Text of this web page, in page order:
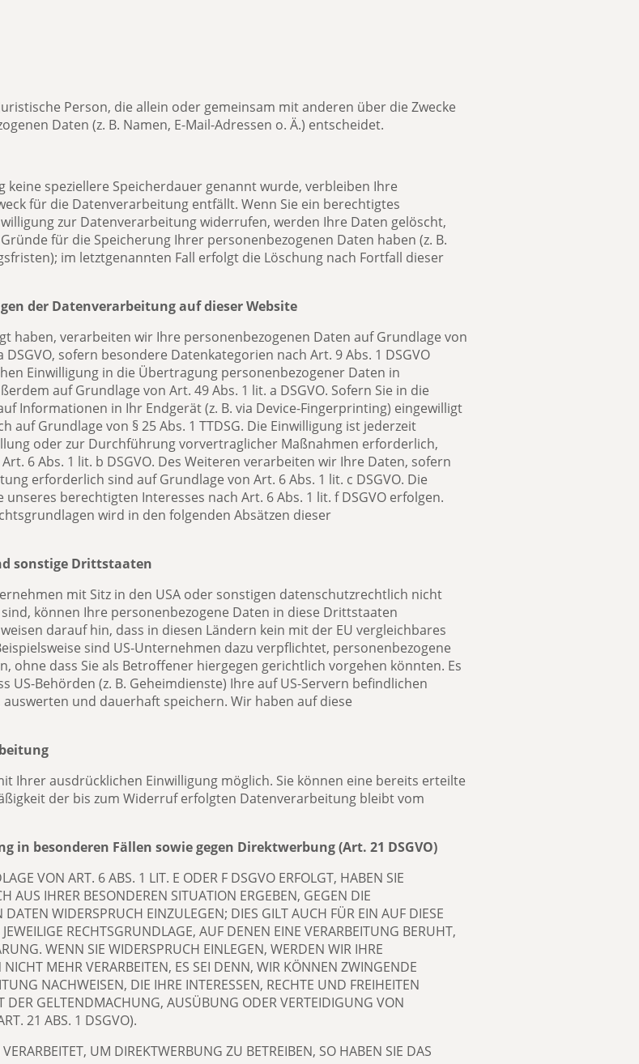
Person, die allein oder gemeinsam mit anderen über die Zwecke
Daten (z. B. Namen, E-Mail-Adressen o. Ä.) entscheidet.
speziellere Speicherdauer genannt wurde, verbleiben Ihre
für die Datenverarbeitung entfällt. Wenn Sie ein berechtigtes
zur Datenverarbeitung widerrufen, werden Ihre Daten gelöscht,
für die Speicherung Ihrer personenbezogenen Daten haben (z. B.
im letztgenannten Fall erfolgt die Löschung nach Fortfall dieser
der Datenverarbeitung auf dieser Website
haben, verarbeiten wir Ihre personenbezogenen Daten auf Grundlage von
DSGVO, sofern besondere Datenkategorien nach Art. 9 Abs. 1 DSGVO
Einwilligung in die Übertragung personenbezogener Daten in
auf Grundlage von Art. 49 Abs. 1 lit. a DSGVO. Sofern Sie in die
Informationen in Ihr Endgerät (z. B. via Device-Fingerprinting) eingewilligt
Grundlage von § 25 Abs. 1 TTDSG. Die Einwilligung ist jederzeit
oder zur Durchführung vorvertraglicher Maßnahmen erforderlich,
6 Abs. 1 lit. b DSGVO. Des Weiteren verarbeiten wir Ihre Daten, sofern
erforderlich sind auf Grundlage von Art. 6 Abs. 1 lit. c DSGVO. Die
berechtigten Interesses nach Art. 6 Abs. 1 lit. f DSGVO erfolgen.
wird in den folgenden Absätzen dieser
sonstige Drittstaaten
mit Sitz in den USA oder sonstigen datenschutzrechtlich nicht
können Ihre personenbezogene Daten in diese Drittstaaten
darauf hin, dass in diesen Ländern kein mit der EU vergleichbares
sind US-Unternehmen dazu verpflichtet, personenbezogene
ohne dass Sie als Betroffener hiergegen gerichtlich vorgehen könnten. Es
US-Behörden (z. B. Geheimdienste) Ihre auf US-Servern befindlichen
und dauerhaft speichern. Wir haben auf diese
Ihrer ausdrücklichen Einwilligung möglich. Sie können eine bereits erteilte
der bis zum Widerruf erfolgten Datenverarbeitung bleibt vom
in besonderen Fällen sowie gegen Direktwerbung (Art. 21 DSGVO)
VON ART. 6 ABS. 1 LIT. E ODER F DSGVO ERFOLGT, HABEN SIE
AUS IHRER BESONDEREN SITUATION ERGEBEN, GEGEN DIE
WIDERSPRUCH EINZULEGEN; DIES GILT AUCH FÜR EIN AUF DIESE
RECHTSGRUNDLAGE, AUF DENEN EINE VERARBEITUNG BERUHT,
WENN SIE WIDERSPRUCH EINLEGEN, WERDEN WIR IHRE
MEHR VERARBEITEN, ES SEI DENN, WIR KÖNNEN ZWINGENDE
NACHWEISEN, DIE IHRE INTERESSEN, RECHTE UND FREIHEITEN
DER GELTENDMACHUNG, AUSÜBUNG ODER VERTEIDIGUNG VON
21 ABS. 1 DSGVO).
UM DIREKTWERBUNG ZU BETREIBEN, SO HABEN SIE DAS